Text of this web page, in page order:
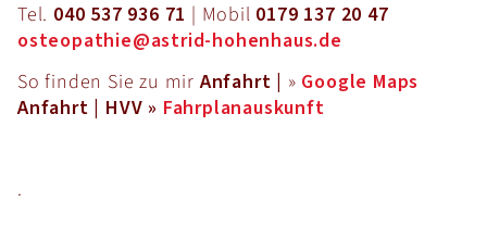
Tel. 040 537 936 71 | Mobil 0179 137 20 47
osteopathie@astrid-hohenhaus.de
So finden Sie zu mirAnfahrt | » Google Maps
Anfahrt | HVV » Fahrplanauskunft
.